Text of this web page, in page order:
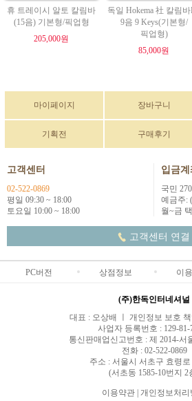
휴 트레이시 알토 칼림바
(15음) 기본형/픽업형
205,000원
독일 Hokema 社 칼림
9음 9 Keys(기본형/
픽업형)
85,000원
마이페이지 장바구니
기획전 구매후기
고객센터
02-522-0869
평일 09:30 ~ 18:00
토요일 10:00 ~ 18:00
입금
국민
예금주:
월~금
고객센터 연결
PC버전 상점정보 이
(주)한독인터네셔널
대표 : 오상배 ㅣ 개인정보 보호
사업자 등록번호 : 129-81-
통신판매업신고번호 : 제 2014-서
전화 : 02-522-0869
주소 : 서울시 서초구 효령로
(서초동 1585-10번지 2
이용약관 개인정보처리